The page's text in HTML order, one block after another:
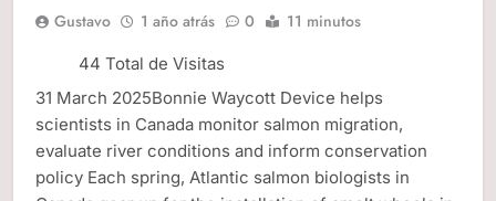
Gustavo 1 año atrás 0 11 minutos
44 Total de Visitas
31 March 2025Bonnie Waycott Device helps
scientists in Canada monitor salmon migration,
evaluate river conditions and inform conservation
policy Each spring, Atlantic salmon biologists in